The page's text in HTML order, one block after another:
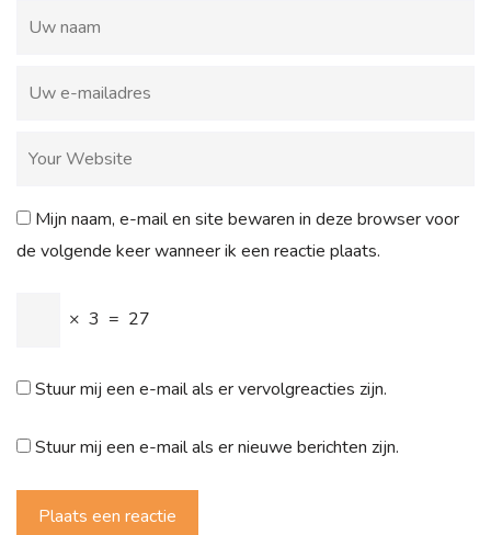
Mijn naam, e-mail en site bewaren in deze browser voor
de volgende keer wanneer ik een reactie plaats.
× 3 = 27
Stuur mij een e-mail als er vervolgreacties zijn.
Stuur mij een e-mail als er nieuwe berichten zijn.
Plaats een reactie